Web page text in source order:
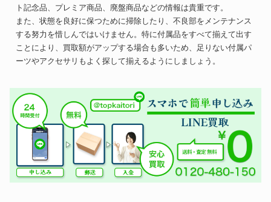
ト記念品、プレミア商品、廃盤商品などの情報は貴重です。
また、状態を良好に保つために掃除したり、不良部をメンテナンス
する努力を惜しんではいけません。特に付属品をすべて揃えて出す
ことにより、買取額がアップする場合も多いため、足りない付属パ
ーツやアクセサリもよく探して揃えるようにしましょう。